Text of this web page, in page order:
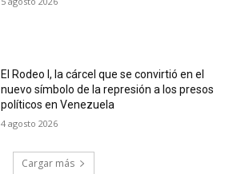
El Rodeo I, la cárcel que se convirtió en el
nuevo símbolo de la represión a los presos
políticos en Venezuela
4 agosto 2026
Cargar más